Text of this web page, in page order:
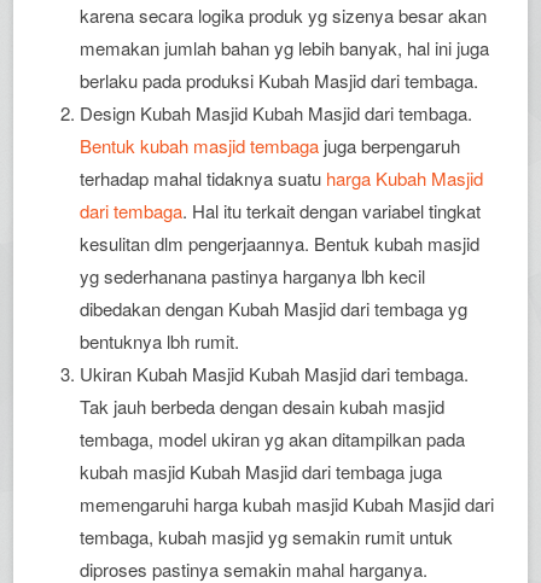
karena secara logika produk yg sizenya besar akan
memakan jumlah bahan yg lebih banyak, hal ini juga
berlaku pada produksi Kubah Masjid dari tembaga.
Design Kubah Masjid Kubah Masjid dari tembaga.
Bentuk kubah masjid tembaga juga berpengaruh
terhadap mahal tidaknya suatu harga Kubah Masjid
dari tembaga. Hal itu terkait dengan variabel tingkat
kesulitan dlm pengerjaannya. Bentuk kubah masjid
yg sederhanana pastinya harganya lbh kecil
dibedakan dengan Kubah Masjid dari tembaga yg
bentuknya lbh rumit.
Ukiran Kubah Masjid Kubah Masjid dari tembaga.
Tak jauh berbeda dengan desain kubah masjid
tembaga, model ukiran yg akan ditampilkan pada
kubah masjid Kubah Masjid dari tembaga juga
memengaruhi harga kubah masjid Kubah Masjid dari
tembaga, kubah masjid yg semakin rumit untuk
diproses pastinya semakin mahal harganya.